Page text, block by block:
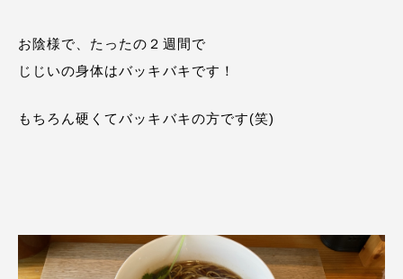
お陰様で、たったの２週間で
じじいの身体はバッキバキです！
もちろん硬くてバッキバキの方です(笑)